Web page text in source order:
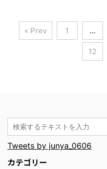
« Prev 1 …
12
Tweets by junya_0606
カテゴリー